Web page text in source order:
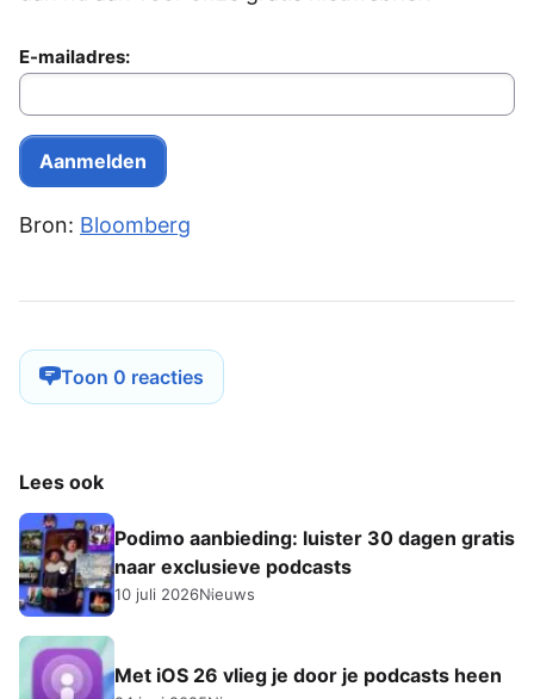
E-mailadres:
Bron: Bloomberg
Toon 0 reacties
Lees ook
Podimo aanbieding: luister 30 dagen gratis
naar exclusieve podcasts
10 juli 2026Nieuws
Met iOS 26 vlieg je door je podcasts heen